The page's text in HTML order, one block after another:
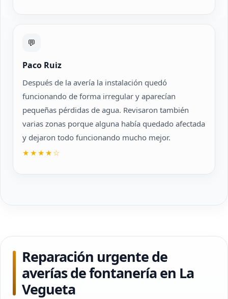
💬
Paco Ruiz
Después de la avería la instalación quedó
funcionando de forma irregular y aparecían
pequeñas pérdidas de agua. Revisaron también
varias zonas porque alguna había quedado afectada
y dejaron todo funcionando mucho mejor.
★★★★☆
Reparación urgente de
averías de fontanería en La
Vegueta